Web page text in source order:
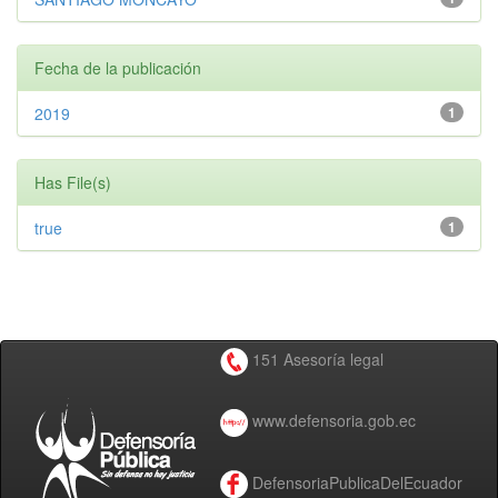
Fecha de la publicación
1
2019
Has File(s)
1
true
151 Asesoría legal
www.defensoria.gob.ec
DefensoriaPublicaDelEcuador